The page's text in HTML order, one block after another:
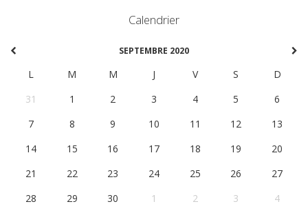
Calendrier
SEPTEMBRE 2020
L M M J V S
D
31
1 2 3 4 5
6
7
8 9 10 11 12
13
14
15 16 17 18 19
20
21
22 23 24 25 26
27
28
29 30 1 2 3 4